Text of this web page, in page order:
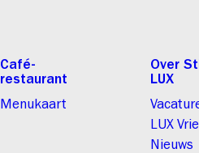
Café-
restaurant
Menukaart
Over
LUX
LUX
Nieuws